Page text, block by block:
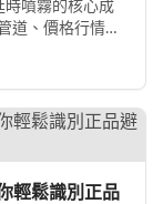
時噴霧的核心成
道、價格行情比
輕鬆識別正品